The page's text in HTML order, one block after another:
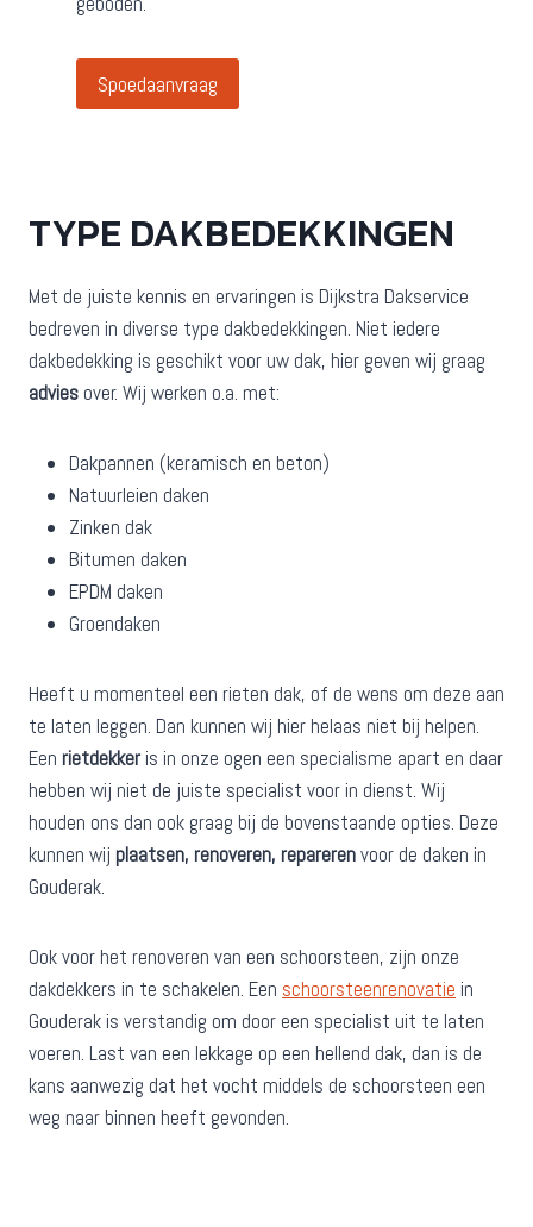
Spoedaanvraag
TYPE DAKBEDEKKINGEN
Met de juiste kennis en ervaringen is Dijkstra Dakservice
bedreven in diverse type dakbedekkingen. Niet iedere
dakbedekking is geschikt voor uw dak, hier geven wij graag
advies over. Wij werken o.a. met:
Dakpannen (keramisch en beton)
Natuurleien daken
Zinken dak
Bitumen daken
EPDM daken
Groendaken
Heeft u momenteel een rieten dak, of de wens om deze aan
te laten leggen. Dan kunnen wij hier helaas niet bij helpen.
Een rietdekker is in onze ogen een specialisme apart en daar
hebben wij niet de juiste specialist voor in dienst. Wij
houden ons dan ook graag bij de bovenstaande opties. Deze
kunnen wij plaatsen, renoveren, reparerenvoor de daken in
Gouderak.
Ook voor het renoveren van een schoorsteen, zijn onze
dakdekkers in te schakelen. Een schoorsteenrenovatie in
Gouderak is verstandig om door een specialist uit te laten
voeren. Last van een lekkage op een hellend dak, dan is de
kans aanwezig dat het vocht middels de schoorsteen een
weg naar binnen heeft gevonden.